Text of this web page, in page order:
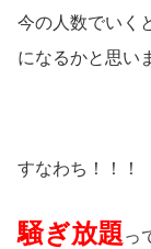
今の人数でいく
になるかと思い
すなわち！！！
騒ぎ放題っ